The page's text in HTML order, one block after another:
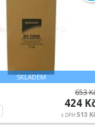
SKLADEM
653
424
s DPH 513